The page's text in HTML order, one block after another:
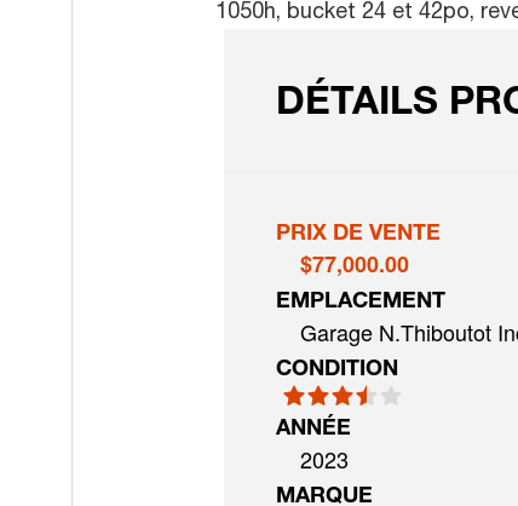
1050h, bucket 24 et 42po,
DÉTAILS
PRIX DE VENTE
$77,000.00
EMPLACEMENT
Garage N.Thiboutot
CONDITION
ANNÉE
2023
MARQUE